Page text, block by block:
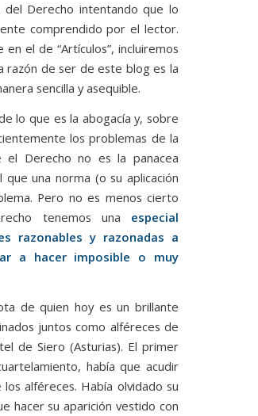
Derecho intentando que lo
comprendido por el lector.
el de “Artículos”, incluiremos
razón de ser de este blog es la
sencilla y asequible.
lo que es la abogacía y, sobre
los problemas de la
el Derecho no es la panacea
una norma (o su aplicación
Pero no es menos cierto
tenemos una especial
razonables y razonadas a
a hacer imposible o muy
de quien hoy es un brillante
juntos como alféreces de
de Siero (Asturias). El primer
había que acudir
alféreces. Había olvidado su
hacer su aparición vestido con